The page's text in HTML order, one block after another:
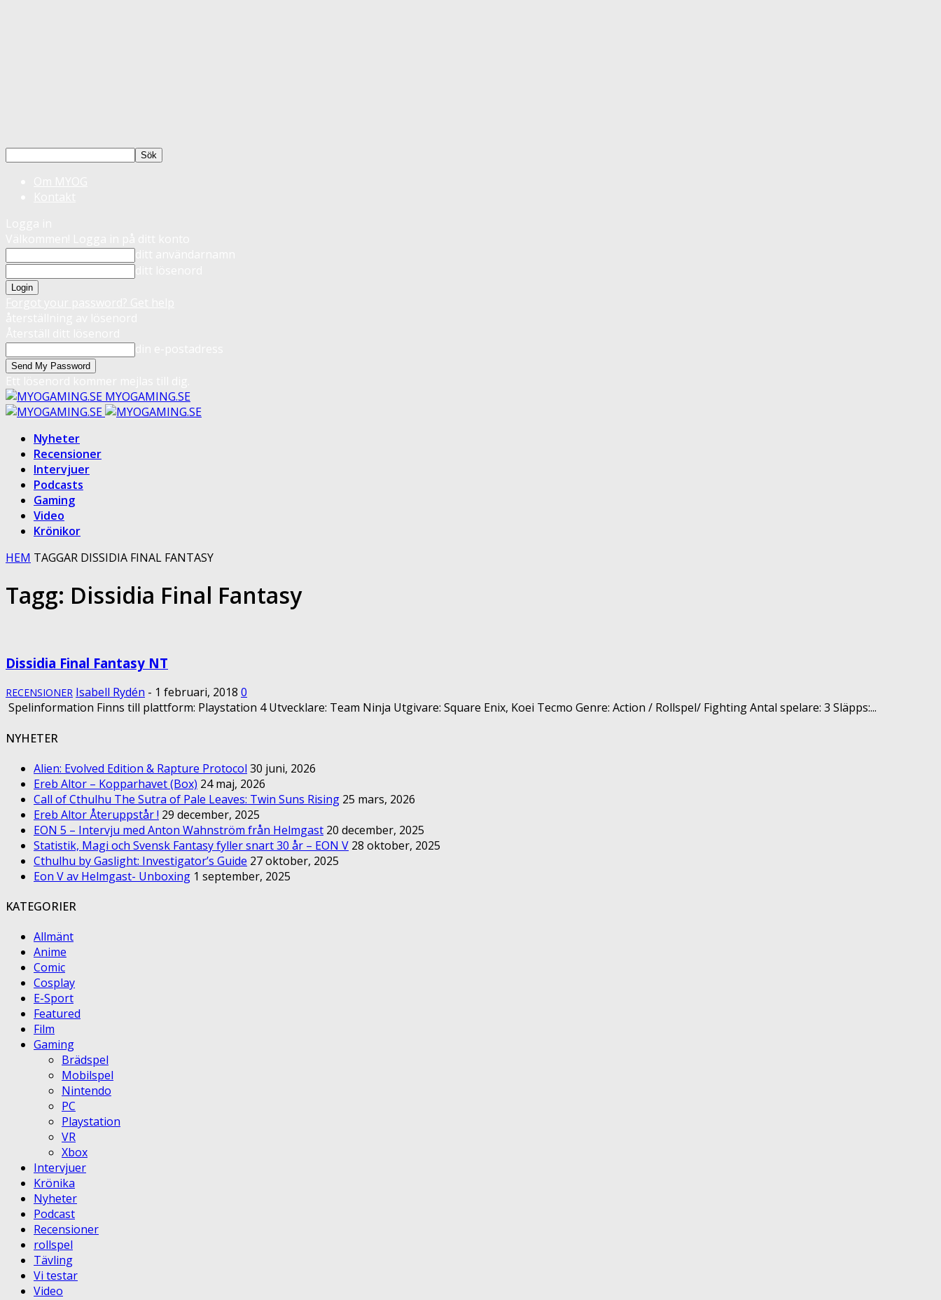
MYOGAMING.SE
Nyheter
Recensioner
Intervjuer
Podcasts
Gaming
Video
Krönikor
HEM TAGGAR DISSIDIA FINAL FANTASY
Tagg: Dissidia Final Fantasy
Dissidia Final Fantasy NT
RECENSIONER Isabell Rydén - 1 februari, 2018 0
Spelinformation Finns till plattform: Playstation 4 Utvecklare: Team Ninja Utgivare: Square Enix, Koei Tecmo Genre: Action / Rollspel/ Fighting Antal spelare: 3 Släpps:...
NYHETER
Alien: Evolved Edition & Rapture Protocol 30 juni, 2026
Ereb Altor – Kopparhavet (Box) 24 maj, 2026
Call of Cthulhu The Sutra of Pale Leaves: Twin Suns Rising 25 mars, 2026
Ereb Altor Återuppstår ! 29 december, 2025
EON 5 – Intervju med Anton Wahnström från Helmgast 20 december, 2025
Statistik, Magi och Svensk Fantasy fyller snart 30 år – EON V 28 oktober, 2025
Cthulhu by Gaslight: Investigator’s Guide 27 oktober, 2025
Eon V av Helmgast- Unboxing 1 september, 2025
KATEGORIER
Allmänt
Anime
Comic
Cosplay
E-Sport
Featured
Film
Gaming
Brädspel
Mobilspel
Nintendo
PC
Playstation
VR
Xbox
Intervjuer
Krönika
Nyheter
Podcast
Recensioner
rollspel
Tävling
Vi testar
Video